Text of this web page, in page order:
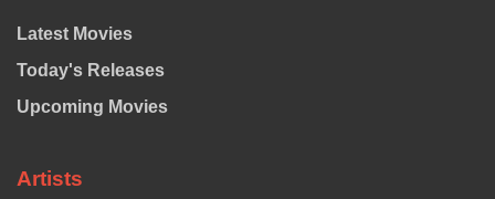
Latest Movies
Today's Releases
Upcoming Movies
Artists